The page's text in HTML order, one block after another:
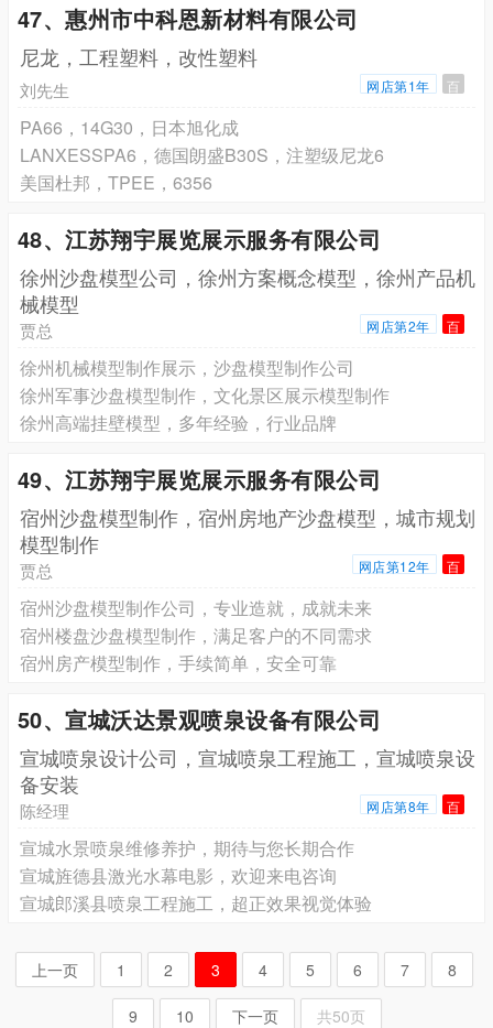
47、惠州市中科恩新材料有限公司
尼龙，工程塑料，改性塑料
刘先生 网店第1年 百
PA66，14G30，日本旭化成
LANXESSPA6，德国朗盛B30S，注塑级尼龙6
美国杜邦，TPEE，6356
48、江苏翔宇展览展示服务有限公司
徐州沙盘模型公司，徐州方案概念模型，徐州产品机
械模型
贾总 网店第2年 百
徐州机械模型制作展示，沙盘模型制作公司
徐州军事沙盘模型制作，文化景区展示模型制作
徐州高端挂壁模型，多年经验，行业品牌
49、江苏翔宇展览展示服务有限公司
宿州沙盘模型制作，宿州房地产沙盘模型，城市规划
模型制作
贾总 网店第12年 百
宿州沙盘模型制作公司，专业造就，成就未来
宿州楼盘沙盘模型制作，满足客户的不同需求
宿州房产模型制作，手续简单，安全可靠
50、宣城沃达景观喷泉设备有限公司
宣城喷泉设计公司，宣城喷泉工程施工，宣城喷泉设
备安装
陈经理 网店第8年 百
宣城水景喷泉维修养护，期待与您长期合作
宣城旌德县激光水幕电影，欢迎来电咨询
宣城郎溪县喷泉工程施工，超正效果视觉体验
上一页 1 2 3 4 5 6 7 8
9 10 下一页 共50页